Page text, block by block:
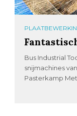
Bus Industrial
snijmachines
Pasterkamp